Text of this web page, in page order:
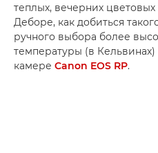
теплых, вечерних цветовых
Деборе, как добиться
ручного выбора более
температуры (в
камере Canon EOS RP.